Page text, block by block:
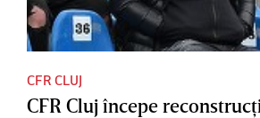
CFR CLUJ
CFR Cluj începe